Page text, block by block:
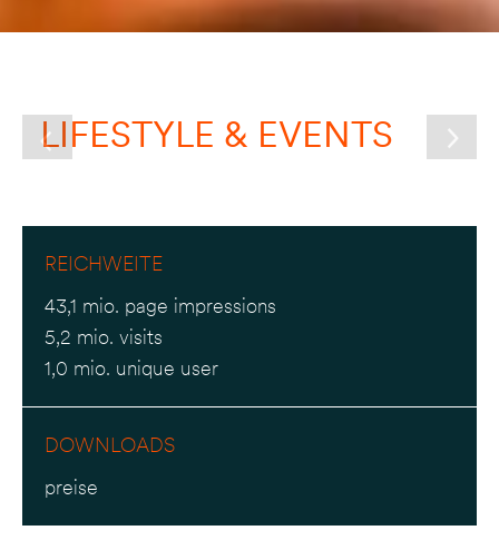
LIFESTYLE & EVENTS
REICHWEITE
43,1 mio. page impressions
5,2 mio. visits
1,0 mio. unique user
DOWNLOADS
preise